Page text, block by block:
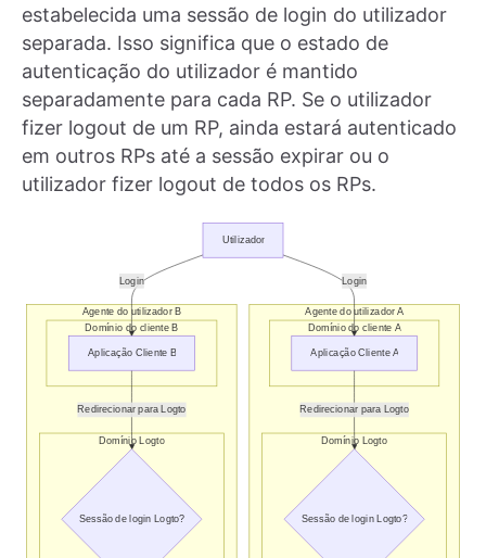
estabelecida uma sessão de login do utilizador
separada. Isso significa que o estado de
autenticação do utilizador é mantido
separadamente para cada RP. Se o utilizador
fizer logout de um RP, ainda estará autenticado
em outros RPs até a sessão expirar ou o
utilizador fizer logout de todos os RPs.